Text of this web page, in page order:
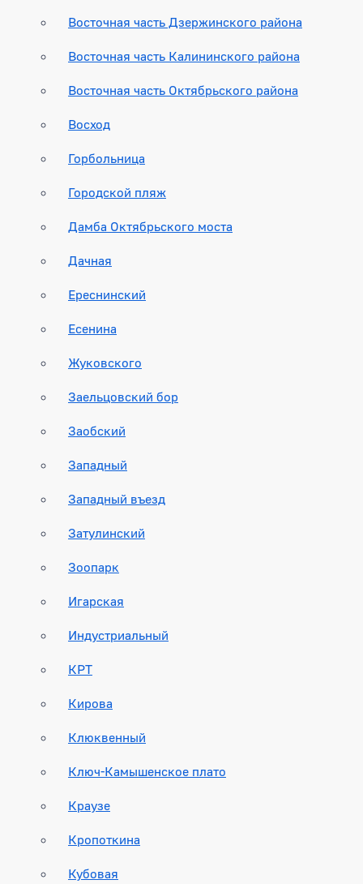
Восточная часть Дзержинского района
Восточная часть Калининского района
Восточная часть Октябрьского района
Восход
Горбольница
Городской пляж
Дамба Октябрьского моста
Дачная
Ереснинский
Есенина
Жуковского
Заельцовский бор
Заобский
Западный
Западный въезд
Затулинский
Зоопарк
Игарская
Индустриальный
КРТ
Кирова
Клюквенный
Ключ-Камышенское плато
Краузе
Кропоткина
Кубовая